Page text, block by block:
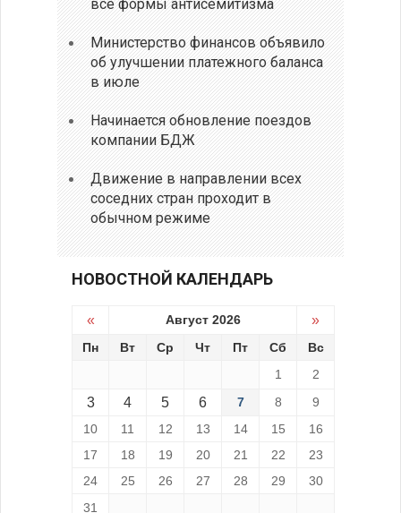
все формы антисемитизма
Министерство финансов объявило
об улучшении платежного баланса
в июле
Начинается обновление поездов
компании БДЖ
Движение в направлении всех
соседних стран проходит в
обычном режиме
НОВОСТНОЙ КАЛЕНДАРЬ
« Август 2026 »
Пн Вт Ср Чт Пт Сб
Вс
1
2
3 4 5 6 7 8
9
10
11 12 13 14 15
16
17
18 19 20 21 22
23
24
25 26 27 28 29
30
31